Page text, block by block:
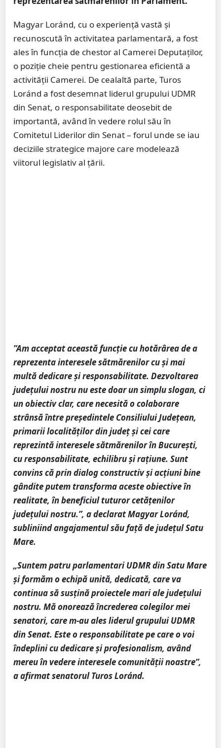
Magyar Loránd, cu o experiență vastă și
recunoscută în activitatea parlamentară, a fost
ales în funcția de chestor al Camerei Deputaților,
o poziție cheie pentru gestionarea eficientă a
activității Camerei. De cealaltă parte, Turos
Loránd a fost desemnat liderul grupului UDMR
din Senat, o responsabilitate deosebit de
importantă, având în vedere rolul său în
Comitetul Liderilor din Senat – forul unde se iau
deciziile strategice majore care modelează
viitorul legislativ al țării.
”Am acceptat această funcție cu hotărârea de a
reprezenta interesele sătmărenilor cu și mai
multă dedicare și responsabilitate. Dezvoltarea
județului nostru nu este doar un simplu slogan, ci
un obiectiv clar, care necesită o colaborare
strânsă între președintele Consiliului Județean,
primarii localităților din județ și cei care
reprezintă interesele sătmărenilor în București,
cu responsabilitate, echilibru și rațiune. Sunt
convins că prin dialog constructiv și acțiuni bine
gândite putem transforma aceste obiective în
realitate, în beneficiul tuturor cetățenilor
județului nostru.”, a declarat Magyar Loránd,
subliniind angajamentul său față de județul Satu
Mare.
„Suntem patru parlamentari UDMR din Satu Mare
și formăm o echipă unită, dedicată, care va
continua să susțină proiectele mari ale județului
nostru. Mă onorează încrederea colegilor mei
senatori, care m-au ales liderul grupului UDMR
din Senat. Este o responsabilitate pe care o voi
îndeplini cu dedicare și profesionalism, având
mereu în vedere interesele comunității noastre”,
a afirmat senatorul Turos Loránd.